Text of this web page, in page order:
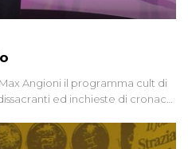
Angioni il programma cult di
ed inchieste di cronaca